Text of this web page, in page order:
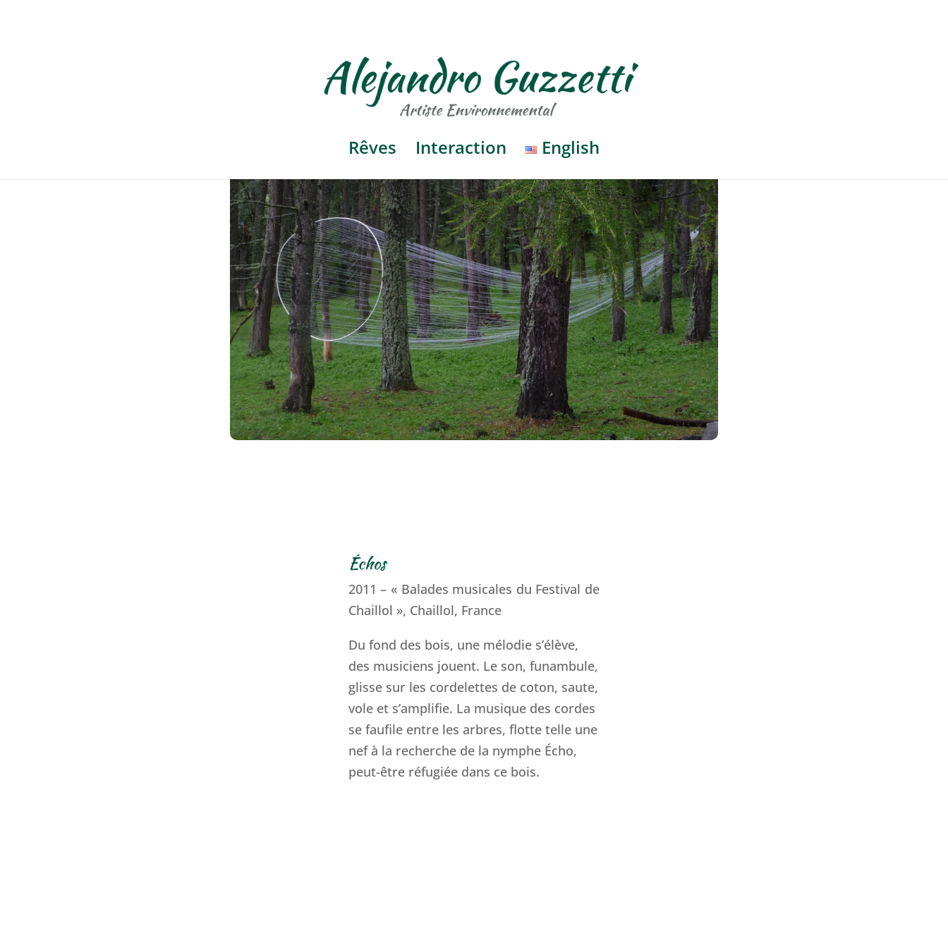
Rêves Interaction English
Échos
2011 – « Balades musicales du Festival de
Chaillol », Chaillol, France
Du fond des bois, une mélodie s’élève,
des musiciens jouent. Le son, funambule,
glisse sur les cordelettes de coton, saute,
vole et s’amplifie. La musique des cordes
se faufile entre les arbres, flotte telle une
nef à la recherche de la nymphe Écho,
peut-être réfugiée dans ce bois.